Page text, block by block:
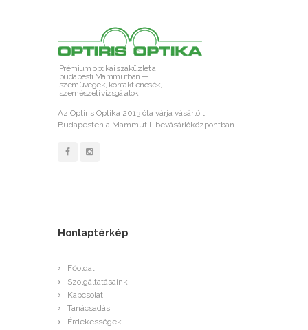
Prémium optikai szaküzlet a
budapesti Mammutban —
szemüvegek, kontaktlencsék,
szemészeti vizsgálatok.
Az Optiris Optika 2013 óta várja vásárlóit
Budapesten a Mammut I. bevásárlóközpontban.
Honlaptérkép
Főoldal
Szolgáltatásaink
Kapcsolat
Tanácsadás
Érdekességek